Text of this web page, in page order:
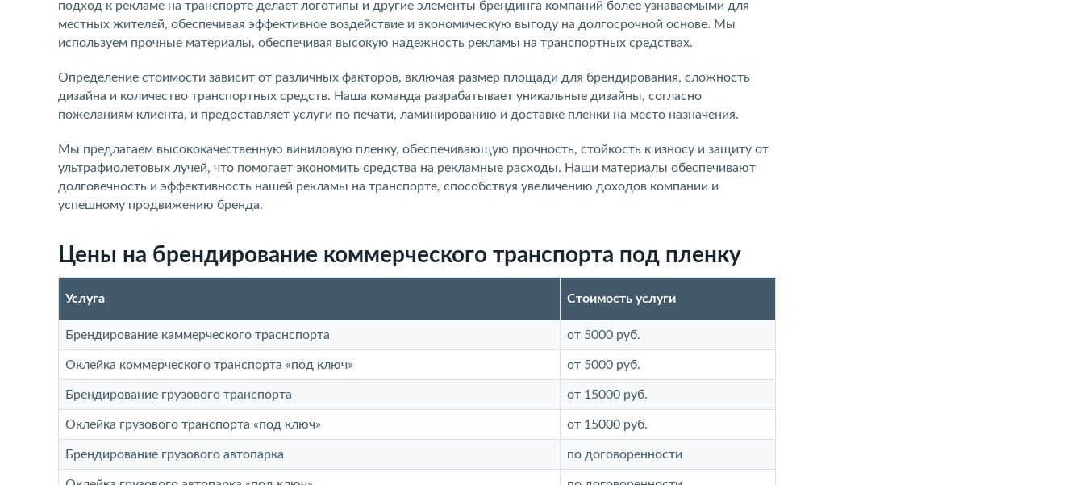
подход к рекламе на транспорте делает логотипы и другие элементы брендинга компаний более узнаваемыми для
местных жителей, обеспечивая эффективное воздействие и экономическую выгоду на долгосрочной основе. Мы
используем прочные материалы, обеспечивая высокую надежность рекламы на транспортных средствах.
Определение стоимости зависит от различных факторов, включая размер площади для брендирования, сложность
дизайна и количество транспортных средств. Наша команда разрабатывает уникальные дизайны, согласно
пожеланиям клиента, и предоставляет услуги по печати, ламинированию и доставке пленки на место назначения.
Мы предлагаем высококачественную виниловую пленку, обеспечивающую прочность, стойкость к износу и защиту от
ультрафиолетовых лучей, что помогает экономить средства на рекламные расходы. Наши материалы обеспечивают
долговечность и эффективность нашей рекламы на транспорте, способствуя увеличению доходов компании и
успешному продвижению бренда.
Цены на брендирование коммерческого транспорта под пленку
Услуга Стоимость услуги
Брендирование каммерческого траснспорта от 5000 руб.
Оклейка коммерческого транспорта «под ключ» от 5000 руб.
Брендирование грузового транспорта от 15000 руб.
Оклейка грузового транспорта «под ключ» от 15000 руб.
Брендирование грузового автопарка по договоренности